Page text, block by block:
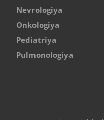
Nevrologiya
Onkologiya
Pediatriya
Pulmonologiya